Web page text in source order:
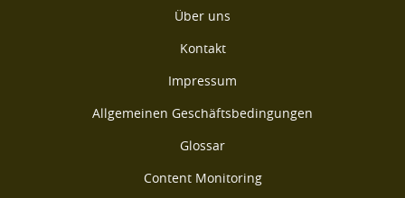
Über uns
Kontakt
Impressum
Allgemeinen Geschäftsbedingungen
Glossar
Content Monitoring